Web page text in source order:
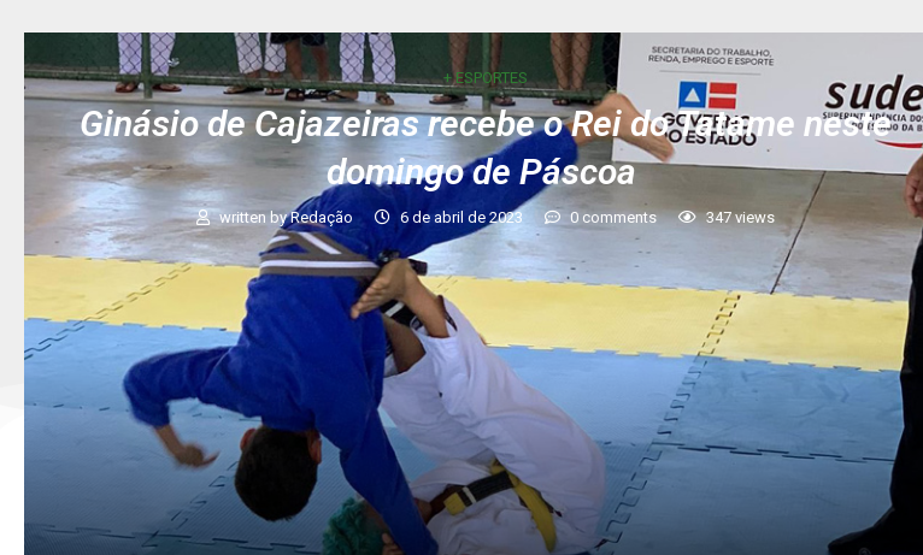
+ ESPORTES
Ginásio de Cajazeiras recebe o Rei do Tatame neste
domingo de Páscoa
written byRedação 6 de abril de 2023 0 comments 347views